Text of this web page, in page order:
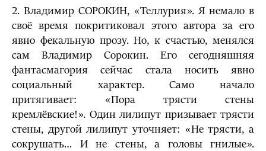
2. Владимир СОРОКИН, «Теллурия». Я немало в
своё время покритиковал этого автора за его
явно фекальную прозу. Но, к счастью, менялся
сам Владимир Сорокин. Его сегодняшняя
фантасмагория сейчас стала носить явно
социальный характер. Само начало
притягивает: «Пора трясти стены
кремлёвские!». Один лилипут призывает трясти
стены, другой лилипут уточняет: «Не трясти, а
сокрушать… И не стены, а головы гнилые».